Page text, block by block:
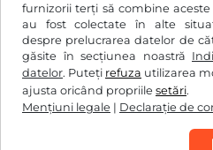
furnizorii terți să combine
au fost colectate în alte
despre prelucrarea datelor de
găsite în secțiunea noastră
datelor. Puteți refuza utilizarea
ajusta oricând propriile setări.
Mențiuni legale | Declaraţie de
Termeni generali şi condiţii /
Declaraţie de confidențialitate